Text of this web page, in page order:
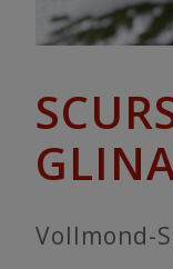
Vollmond-